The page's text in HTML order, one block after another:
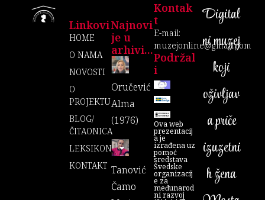
Linkovi
HOME
O NAMA
NOVOSTI
O
PROJEKTU
BLOG/
ČITAONICA
LEKSIKON
KONTAKT
Najnovi
je u
arhivi...
Oručević
Alma
(1976)
Tanović
Čamo
Kontak
T
E-mail:
muzejonline@gmail.com
Podržal
I
Ova web
prezentacij
a je
izrađena uz
pomoć
sredstava
Švedske
organizacij
e za
međunarod
ni razvoj
Digital
ni muzej
koji
oživljav
a priče
izuzetni
h žena